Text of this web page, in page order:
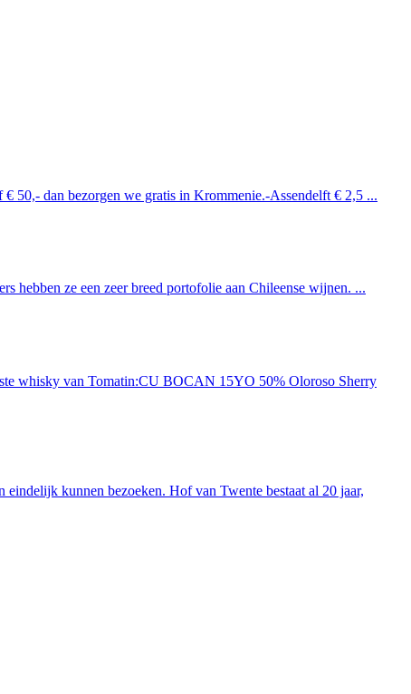
50,- dan bezorgen we gratis in Krommenie.-Assendelft € 2,5 ...
hebben ze een zeer breed portofolie aan Chileense wijnen. ...
whisky van Tomatin:CU BOCAN 15YO 50% Oloroso Sherry
kunnen bezoeken. Hof van Twente bestaat al 20 jaar,